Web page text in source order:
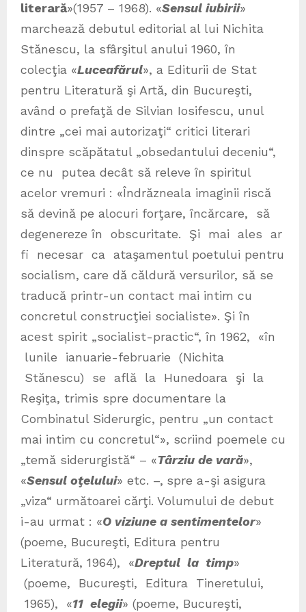
literară»(1957 – 1968). «Sensul iubirii»
marchează debutul editorial al lui Nichita
Stănescu, la sfârşitul anului 1960, în
colecţia «Luceafărul», a Editurii de Stat
pentru Literatură şi Artă, din Bucureşti,
având o prefaţă de Silvian Iosifescu, unul
dintre „cei mai autorizaţi“ critici literari
dinspre scăpătatul „obsedantului deceniu“,
ce nu putea decât să releve în spiritul
acelor vremuri : «Îndrăzneala imaginii riscă
să devină pe alocuri forţare, încărcare, să
degenereze în obscuritate. Şi mai ales ar
fi necesar ca ataşamentul poetului pentru
socialism, care dă căldură versurilor, să se
traducă printr-un contact mai intim cu
concretul construcţiei socialiste». Şi în
acest spirit „socialist-practic“, în 1962, «în
lunile ianuarie-februarie (Nichita
Stănescu) se află la Hunedoara şi la
Reşiţa, trimis spre documentare la
Combinatul Siderurgic, pentru „un contact
mai intim cu concretul“», scriind poemele cu
„temă siderurgistă“ – «Târziu de vară»,
«Sensul oţelului» etc. –, spre a-şi asigura
„viza“ următoarei cărţi. Volumului de debut
i-au urmat : «O viziune a sentimentelor»
(poeme, Bucureşti, Editura pentru
Literatură, 1964), «Dreptul la timp»
(poeme, Bucureşti, Editura Tineretului,
1965), «11 elegii» (poeme, Bucureşti,